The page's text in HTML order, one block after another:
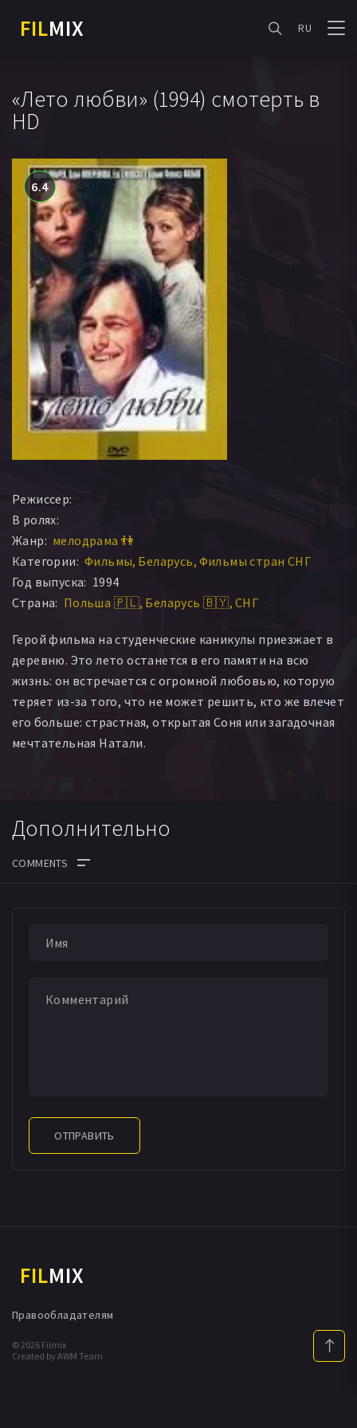
FILMIX RU
«Лето любви» (1994) смотерть в
HD
6.4
Режиссер:
В ролях:
Жанр: мелодрама 👫
Категории: Фильмы Беларусь Фильмы стран СНГ
Год выпуска: 1994
Страна: Польша 🇵🇱 Беларусь 🇧🇾 СНГ
Герой фильма на студенческие каникулы приезжает в
деревню. Это лето останется в его памяти на всю
жизнь: он встречается с огромной любовью, которую
теряет из-за того, что не может решить, кто же влечет
его больше: страстная, открытая Соня или загадочная
мечтательная Натали.
Дополнительно
ОТПРАВИТЬ
FILMIX
© 2026 Filmix
Created by AWM Team
Правообладателям